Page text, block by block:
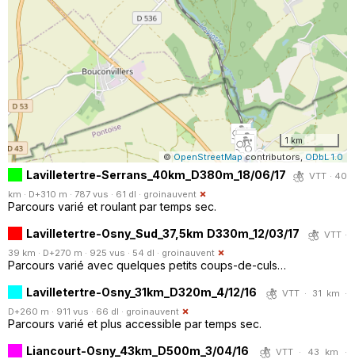
1 km
©OpenStreetMap contributors, ODbL 1.0
Lavilletertre-Serrans_40km_D380m_18/06/17
VTT · 40
km · D+310 m · 787 vus · 61 dl · groinauvent
Parcours varié et roulant par temps sec.
Lavilletertre-Osny_Sud_37,5km D330m_12/03/17
VTT ·
39 km · D+270 m · 925 vus · 54 dl · groinauvent
Parcours varié avec quelques petits coups-de-culs…
Lavilletertre-Osny_31km_D320m_4/12/16
VTT · 31 km ·
D+260 m · 911 vus · 66 dl · groinauvent
Parcours varié et plus accessible par temps sec.
Liancourt-Osny_43km_D500m_3/04/16
VTT · 43 km ·